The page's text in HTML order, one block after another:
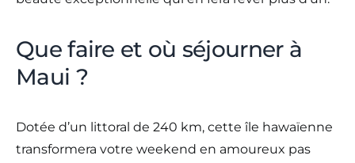
Que faire et où séjourner à
Maui ?
Dotée d’un littoral de 240 km, cette île hawaïenne
transformera votre weekend en amoureux pas